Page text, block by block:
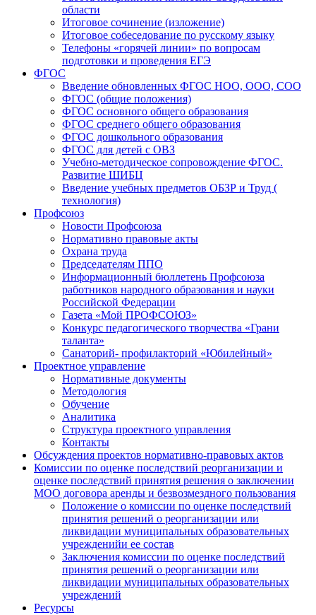
области
Итоговое сочинение (изложение)
Итоговое собеседование по русскому языку
Телефоны «горячей линии» по вопросам
подготовки и проведения ЕГЭ
ФГОС
Введение обновленных ФГОС НОО, ООО, СОО
ФГОС (общие положения)
ФГОС основного общего образования
ФГОС среднего общего образования
ФГОС дошкольного образования
ФГОС для детей с ОВЗ
Учебно-методическое сопровождение ФГОС.
Развитие ШИБЦ
Введение учебных предметов ОБЗР и Труд (
технология)
Профсоюз
Новости Профсоюза
Нормативно правовые акты
Охрана труда
Председателям ППО
Информационный бюллетень Профсоюза
работников народного образования и науки
Российской Федерации
Газета «Мой ПРОФСОЮЗ»
Конкурс педагогического творчества «Грани
таланта»
Санаторий- профилакторий «Юбилейный»
Проектное управление
Нормативные документы
Методология
Обучение
Аналитика
Структура проектного управления
Контакты
Обсуждения проектов нормативно-правовых актов
Комиссии по оценке последствий реорганизации и
оценке последствий принятия решения о заключении
МОО договора аренды и безвозмездного пользования
Положение о комиссии по оценке последствий
принятия решений о реорганизации или
ликвидации муниципальных образовательных
учрежденийи ее состав
Заключения комиссии по оценке последствий
принятия решений о реорганизации или
ликвидации муниципальных образовательных
учреждений
Ресурсы